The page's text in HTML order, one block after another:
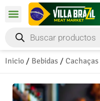
Inicio / Bebidas / Cachaças